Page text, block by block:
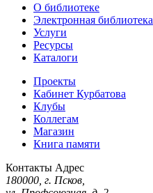
О библиотеке
Электронная библиотека
Услуги
Ресурсы
Каталоги
Проекты
Кабинет Курбатова
Клубы
Коллегам
Магазин
Книга памяти
Контакты Адрес
180000, г. Псков,